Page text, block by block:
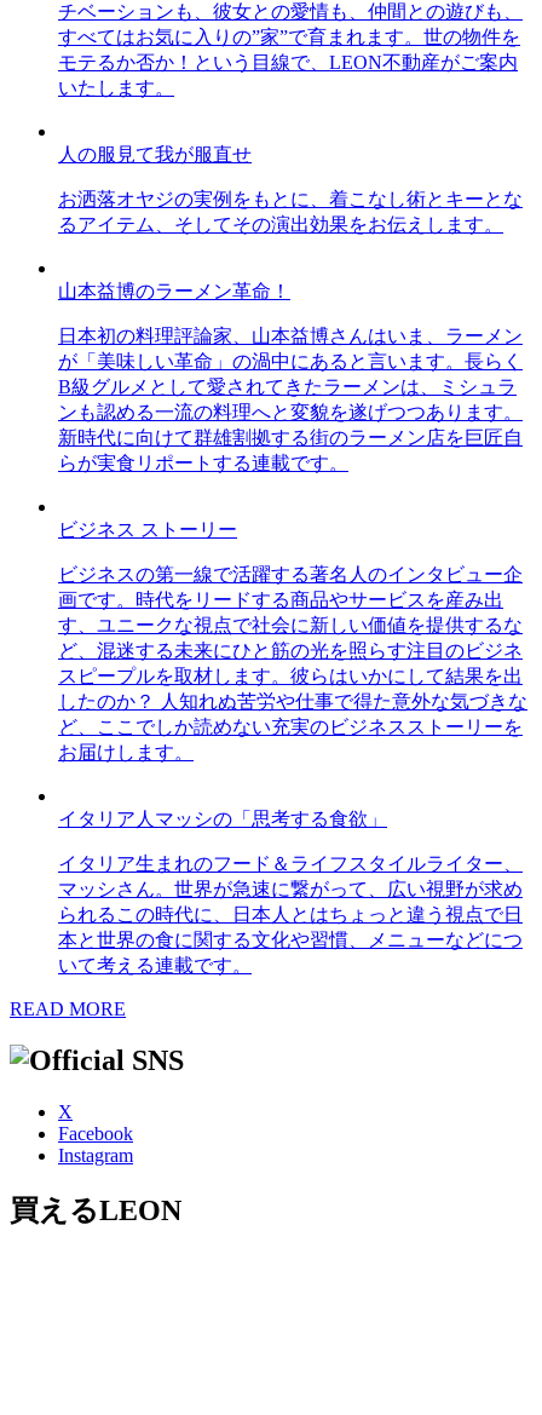
チベーションも、彼女との愛情も、仲間との遊びも、
すべてはお気に入りの”家”で育まれます。世の物件を
モテるか否か！という目線で、LEON不動産がご案内
いたします。
人の服見て我が服直せ
お洒落オヤジの実例をもとに、着こなし術とキーとな
るアイテム、そしてその演出効果をお伝えします。
山本益博のラーメン革命！
日本初の料理評論家、山本益博さんはいま、ラーメン
が「美味しい革命」の渦中にあると言います。長らく
B級グルメとして愛されてきたラーメンは、ミシュラ
ンも認める一流の料理へと変貌を遂げつつあります。
新時代に向けて群雄割拠する街のラーメン店を巨匠自
らが実食リポートする連載です。
ビジネス ストーリー
ビジネスの第一線で活躍する著名人のインタビュー企
画です。時代をリードする商品やサービスを産み出
す、ユニークな視点で社会に新しい価値を提供するな
ど、混迷する未来にひと筋の光を照らす注目のビジネ
スピープルを取材します。彼らはいかにして結果を出
したのか？ 人知れぬ苦労や仕事で得た意外な気づきな
ど、ここでしか読めない充実のビジネスストーリーを
お届けします。
イタリア人マッシの「思考する食欲」
イタリア生まれのフード＆ライフスタイルライター、
マッシさん。世界が急速に繋がって、広い視野が求め
られるこの時代に、日本人とはちょっと違う視点で日
本と世界の食に関する文化や習慣、メニューなどにつ
いて考える連載です。
READ MORE
X
Facebook
Instagram
買えるLEON